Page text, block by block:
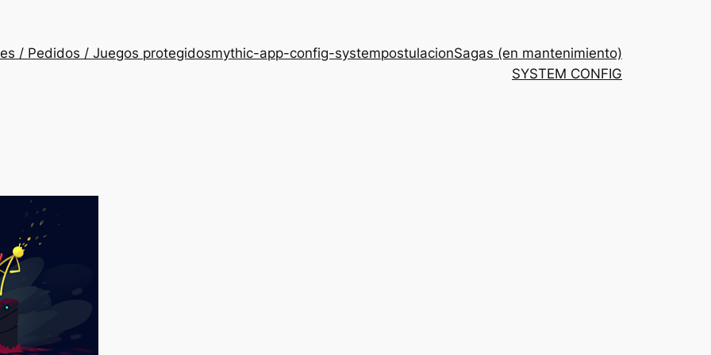
/ Pedidos / Juegos protegidosmythic-app-config-systempostulacionSagas (en mantenimiento)
SYSTEM CONFIG